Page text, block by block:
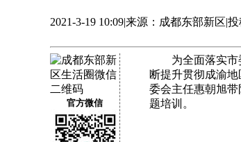
2021-3-19 10:09|来源：成都东部新区|投
官方微信
为全面落实市委
断提升贯彻成渝
委会主任惠朝旭
题培训。